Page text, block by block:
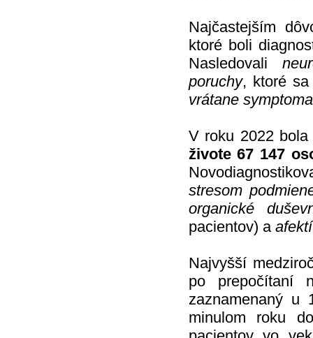
Najčastejším
ktoré boli
Nasledovali
poruchy, ktoré
vrátane
V roku 2022
živote 67 147
stresom
organické
pacientov) a
Najvyšší
po prepočítaní
zaznamenaný u
minulom roku